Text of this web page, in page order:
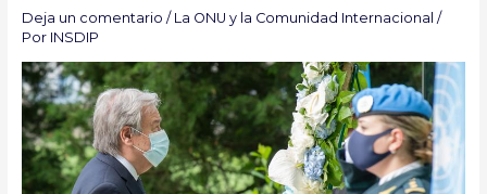
Deja un comentario / La ONU y la Comunidad Internacional /
Por INSDIP